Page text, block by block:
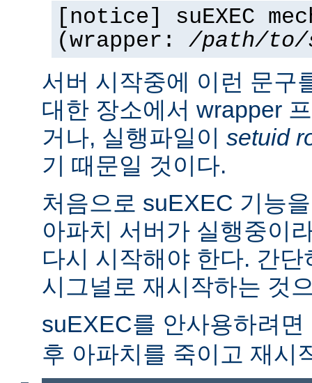
[notice] suEXEC
(wrapper: /path/to/
서버 시작중에 이런 문구
대한 장소에서 wrapper
거나, 실행파일이 setuid
기 때문일 것이다.
처음으로 suEXEC 기능
아파치 서버가 실행중이
다시 시작해야 한다. 간
시그널로 재시작하는 것
suEXEC를 안사용하려면
후 아파치를 죽이고 재시